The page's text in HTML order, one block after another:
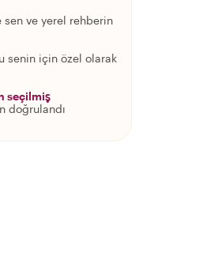
sen ve yerel rehberin
senin için özel olarak
seçilmiş
doğrulandı